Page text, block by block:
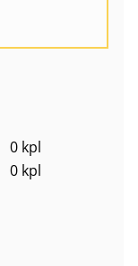
0 kpl
0 kpl